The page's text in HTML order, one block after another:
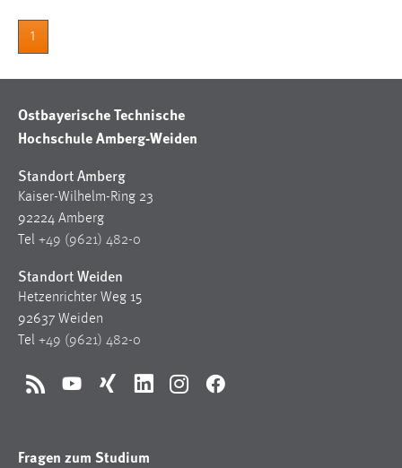
1
Ostbayerische Technische
Hochschule Amberg-Weiden
Standort Amberg
Kaiser-Wilhelm-Ring 23
92224 Amberg
Tel +49 (9621) 482-0
Standort Weiden
Hetzenrichter Weg 15
92637 Weiden
Tel +49 (9621) 482-0
RSS YouTubeXing LinkedInInstagramFacebook
Fragen zum Studium